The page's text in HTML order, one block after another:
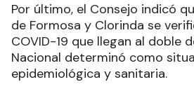
Por último, el Consejo indicó
de Formosa y Clorinda se
COVID-19 que llegan al doble
Nacional determinó como
epidemiológica y sanitaria.